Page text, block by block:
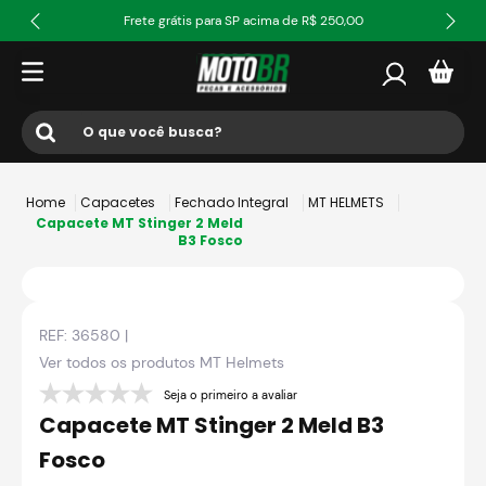
Frete grátis para SP acima de R$ 250,00
O que você busca?
1º ls2
4º fw3
5 º capacete ls2
7º
Capacetes Fechado Integral
MT HELMETS
Capacete MT Stinger 2 Meld
B3 Fosco
REF: 36580 |
Ver todos os produtos MT Helmets
Seja o primeiro a avaliar
Capacete MT Stinger 2 Meld B3
Fosco